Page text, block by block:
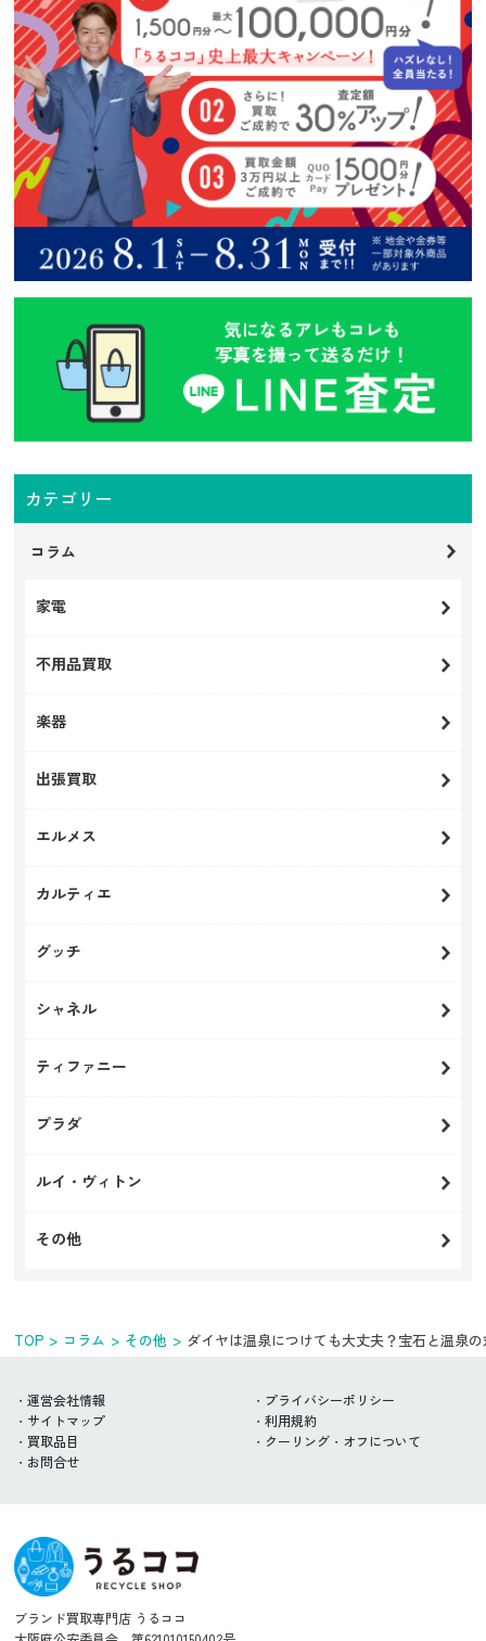
カテゴリー
コラム
家電
不用品買取
楽器
出張買取
エルメス
カルティエ
グッチ
シャネル
ティファニー
プラダ
ルイ・ヴィトン
その他
TOP コラム その他 ダイヤは温泉につけても大丈夫？宝石と温泉
運営会社情報
プライバシーポリシー
サイトマップ
利用規約
買取品目
クーリング・オフについて
お問合せ
ブランド買取専門店 うるココ